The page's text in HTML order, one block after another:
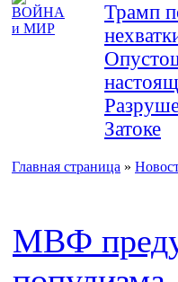
Трамп
Затоке
Главная страница »
МВФ